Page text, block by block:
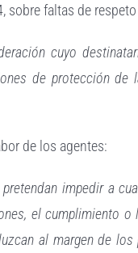
sobre faltas de
cuyo
de protección de
de los agentes:
impedir a
el cumplimiento o
al margen de